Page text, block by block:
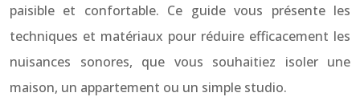
paisible et confortable. Ce guide vous présente les
techniques et matériaux pour réduire efficacement les
nuisances sonores, que vous souhaitiez isoler une
maison, un appartement ou un simple studio.